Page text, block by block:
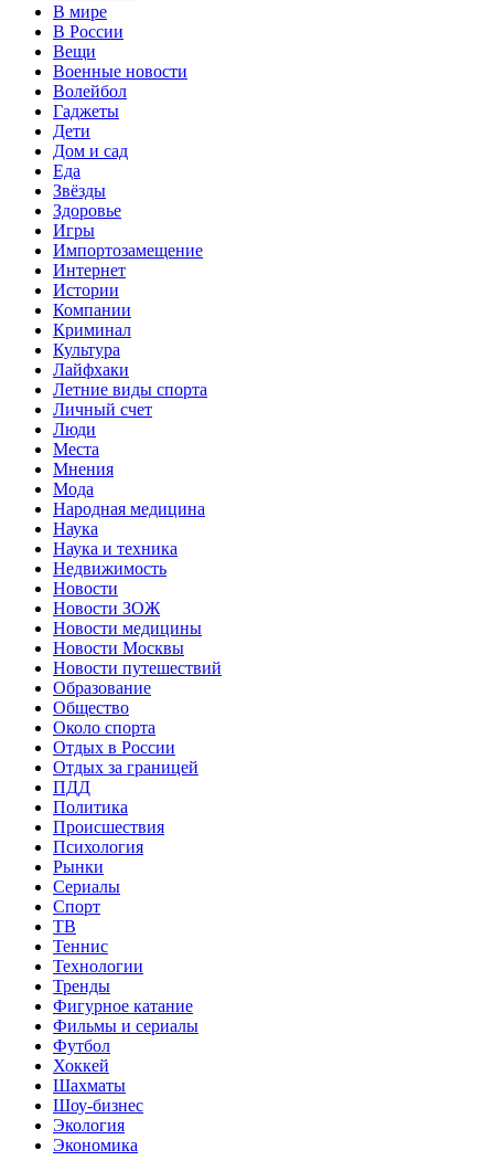
В мире
В России
Вещи
Военные новости
Волейбол
Гаджеты
Дети
Дом и сад
Еда
Звёзды
Здоровье
Игры
Импортозамещение
Интернет
Истории
Компании
Криминал
Культура
Лайфхаки
Летние виды спорта
Личный счет
Люди
Места
Мнения
Мода
Народная медицина
Наука
Наука и техника
Недвижимость
Новости
Новости ЗОЖ
Новости медицины
Новости Москвы
Новости путешествий
Образование
Общество
Около спорта
Отдых в России
Отдых за границей
ПДД
Политика
Происшествия
Психология
Рынки
Сериалы
Спорт
ТВ
Теннис
Технологии
Тренды
Фигурное катание
Фильмы и сериалы
Футбол
Хоккей
Шахматы
Шоу-бизнес
Экология
Экономика